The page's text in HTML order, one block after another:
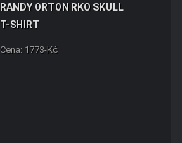
RANDY ORTON RKO SKULL
T-SHIRT
Cena: 1773-Kč